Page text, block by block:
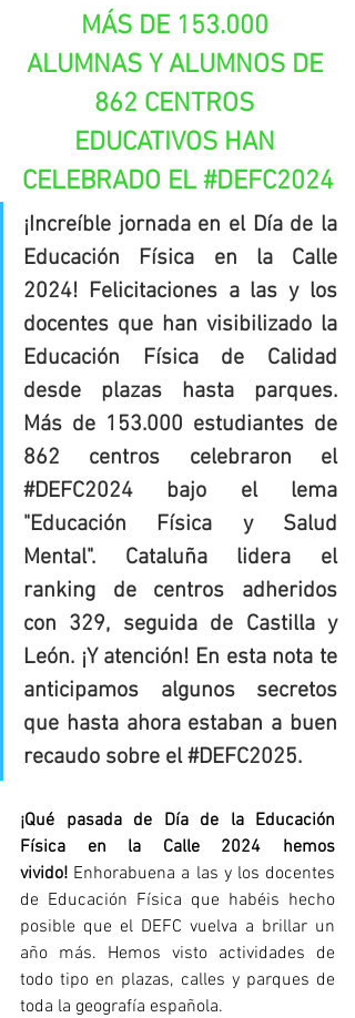
MÁS DE 153.000
ALUMNAS Y ALUMNOS DE
862 CENTROS
EDUCATIVOS HAN
CELEBRADO EL #DEFC2024
¡Increíble jornada en el Día de la
Educación Física en la Calle
2024! Felicitaciones a las y los
docentes que han visibilizado la
Educación Física de Calidad
desde plazas hasta parques.
Más de 153.000 estudiantes de
862 centros celebraron el
#DEFC2024 bajo el lema
"Educación Física y Salud
Mental". Cataluña lidera el
ranking de centros adheridos
con 329, seguida de Castilla y
León. ¡Y atención! En esta nota te
anticipamos algunos secretos
que hasta ahora estaban a buen
recaudo sobre el #DEFC2025.
¡Qué pasada de Día de la Educación
Física en la Calle 2024 hemos
vivido! Enhorabuena a las y los docentes
de Educación Física que habéis hecho
posible que el DEFC vuelva a brillar un
año más. Hemos visto actividades de
todo tipo en plazas, calles y parques de
toda la geografía española.